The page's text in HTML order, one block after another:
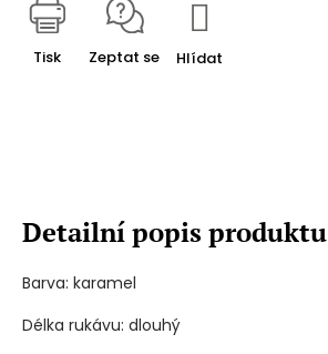
Tisk Zeptat se Hlídat
Detailní popis produktu
Barva: karamel
Délka rukávu: dlouhý